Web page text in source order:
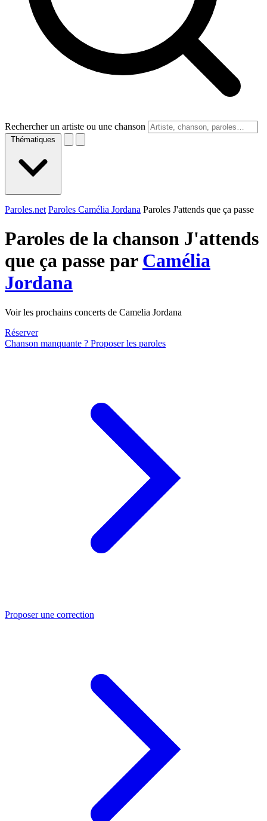
Rechercher un artiste ou une chanson
Thématiques
Paroles.net Paroles Camélia Jordana Paroles J'attends que ça passe
Paroles de la chanson J'attends
que ça passe par Camélia
Jordana
Voir les prochains concerts de Camelia Jordana
Réserver
Chanson manquante ? Proposer les paroles
Proposer une correction